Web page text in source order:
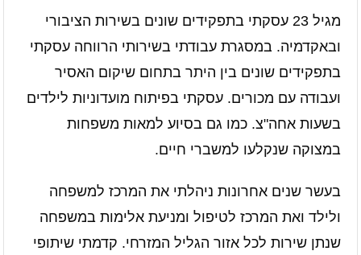
מגיל 23 עסקתי בתפקידים שונים בשירות הציבורי
ובאקדמיה. במסגרת עבודתי בשירותי הרווחה עסקתי
בתפקידים שונים בין היתר בתחום שיקום האסיר
ועבודה עם מכורים. עסקתי בפיתוח מועדוניות לילדים
בשעות אחה"צ. כמו גם בסיוע למאות משפחות
במצוקה שנקלעו למשברי חיים.
בעשר שנים אחרונות ניהלתי את המרכז למשפחה
ולילד ואת המרכז לטיפול ומניעת אלימות במשפחה
שנתן שירות לכל אזור הגליל המזרחי. קדמתי שיתופי